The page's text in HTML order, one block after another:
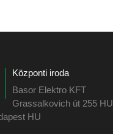
Központi iroda
Basor Elektro KFT
Grassalkovich út 255 HU
HU